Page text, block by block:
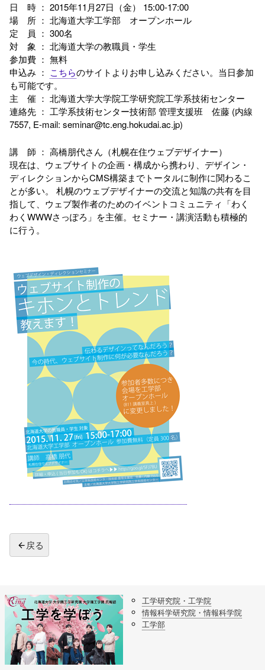
日 時 ： 2015年11月27日（金） 15:00-17:00
場 所 ： 北海道大学工学部 オープンホール
定 員 ： 300名
対 象 ： 北海道大学の教職員・学生
参加費 ： 無料
申込み ： こちらのサイトよりお申し込みください。当日参加
も可能です。
主 催 ： 北海道大学大学院工学研究院工学系技術センター
連絡先 ： 工学系技術センター技術部 管理支援班 佐藤 (内線
7557, E-mail: seminar@tc.eng.hokudai.ac.jp)
講 師 ： 高橋朋代さん（札幌在住ウェブデザイナー）
現在は、ウェブサイトの企画・構成から携わり、デザイン・
ディレクションからCMS構築までトータルに制作に関わるこ
とが多い。 札幌のウェブデザイナーの交流と知識の共有を目
指して、ウェブ製作者のためのイベントコミュニティ「わく
わくWWWさっぽろ」を主催。セミナー・講演活動も積極的
に行う。
戻る
工学研究院・工学院
情報科学研究院・情報科学院
工学部